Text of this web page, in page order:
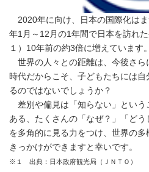
2020年に向け、日本の国際化は
年1月～12月の1年間で日本を訪れ
１）10年前の約3倍に増えています
世界の人々との距離は、今後さら
時代だからこそ、子どもたちには
るのではないでしょうか？
差別や偏見は「知らない」という
ある、たくさんの「なぜ？」「どう
を多角的に見る力をつけ、世界の
きっかけができますと幸いです。
※１ 出典：日本政府観光局（ＪＮＴＯ）